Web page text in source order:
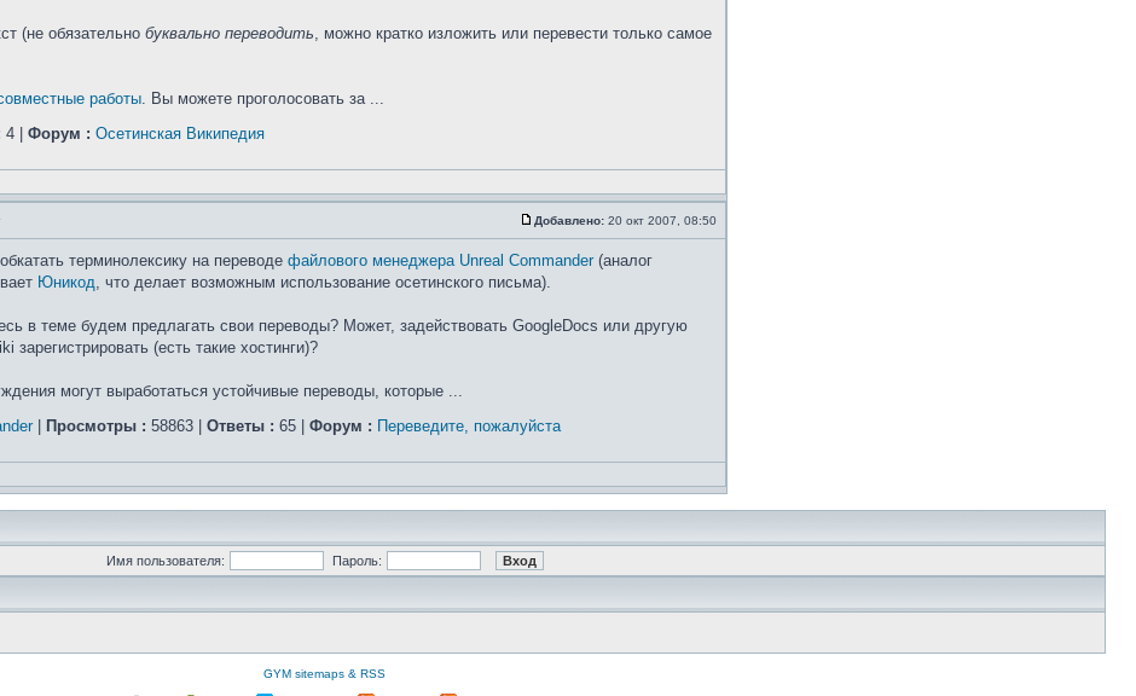
(не обязательно буквально переводить, можно кратко изложить или перевести только самое
работы. Вы можете проголосовать за ...
4 | Форум : Осетинская Википедия
Добавлено: 20 окт 2007, 08:50
терминолексику на переводе файлового менеджера Unreal Commander (аналог
Юникод, что делает возможным использование осетинского письма).
в теме будем предлагать свои переводы? Может, задействовать GoogleDocs или другую
(есть такие хостинги)?
могут выработаться устойчивые переводы, которые ...
Просмотры : 58863 | Ответы : 65 | Форум : Переведите, пожалуйста
Имя пользователя: Пароль:
GYM sitemaps & RSS